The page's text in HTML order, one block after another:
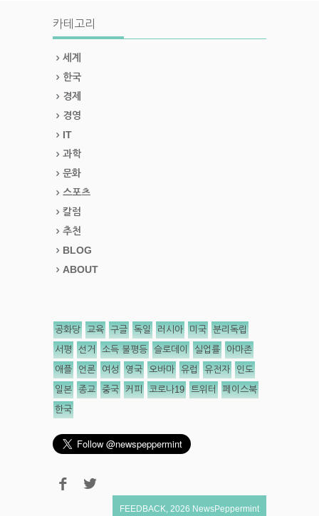
카테고리
세계
한국
경제
경영
IT
과학
문화
스포츠
칼럼
추천
BLOG
ABOUT
공화당 교육 구글 독일 러시아 미국 분리독립
서평 선거 소득 불평등 슬로데이 실업률 아마존
애플 언론 여성 영국 오바마 유럽 유전자 인도
일본 종교 중국 커피 코로나19 트위터 페이스북
한국
FEEDBACK 2026 NewsPeppermint